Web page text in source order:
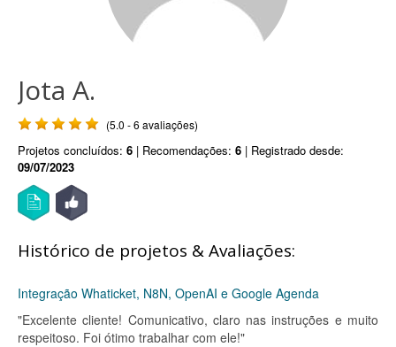
Jota A.
(5.0 - 6 avaliações)
Projetos concluídos: 6 | Recomendações: 6 | Registrado desde:
09/07/2023
Histórico de projetos & Avaliações:
Integração Whaticket, N8N, OpenAI e Google Agenda
"Excelente cliente! Comunicativo, claro nas instruções e muito
respeitoso. Foi ótimo trabalhar com ele!"